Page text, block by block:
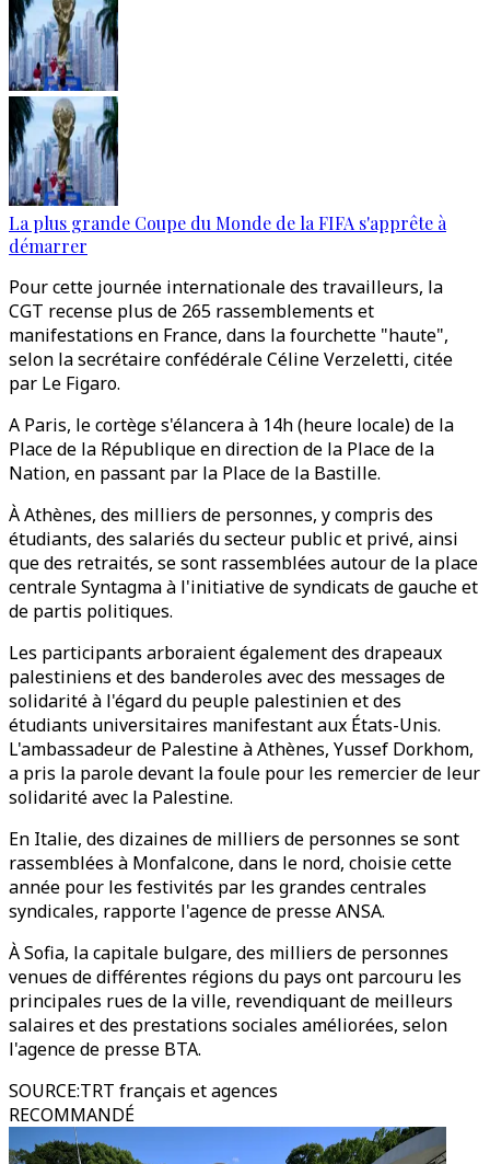
La plus grande Coupe du Monde de la FIFA s'apprête à
démarrer
Pour cette journée internationale des travailleurs, la
CGT recense plus de 265 rassemblements et
manifestations en France, dans la fourchette "haute",
selon la secrétaire confédérale Céline Verzeletti, citée
par Le Figaro.
A Paris, le cortège s'élancera à 14h (heure locale) de la
Place de la République en direction de la Place de la
Nation, en passant par la Place de la Bastille.
À Athènes, des milliers de personnes, y compris des
étudiants, des salariés du secteur public et privé, ainsi
que des retraités, se sont rassemblées autour de la place
centrale Syntagma à l'initiative de syndicats de gauche et
de partis politiques.
Les participants arboraient également des drapeaux
palestiniens et des banderoles avec des messages de
solidarité à l'égard du peuple palestinien et des
étudiants universitaires manifestant aux États-Unis.
L'ambassadeur de Palestine à Athènes, Yussef Dorkhom,
a pris la parole devant la foule pour les remercier de leur
solidarité avec la Palestine.
En Italie, des dizaines de milliers de personnes se sont
rassemblées à Monfalcone, dans le nord, choisie cette
année pour les festivités par les grandes centrales
syndicales, rapporte l'agence de presse ANSA.
À Sofia, la capitale bulgare, des milliers de personnes
venues de différentes régions du pays ont parcouru les
principales rues de la ville, revendiquant de meilleurs
salaires et des prestations sociales améliorées, selon
l'agence de presse BTA.
SOURCE:TRT français et agences
RECOMMANDÉ